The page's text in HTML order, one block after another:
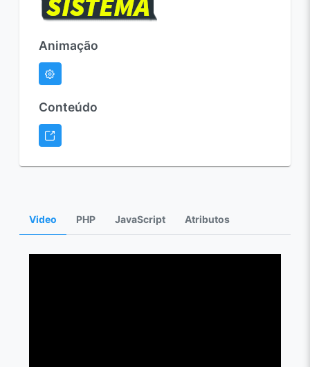
Animação
Conteúdo
Video PHP JavaScript Atributos